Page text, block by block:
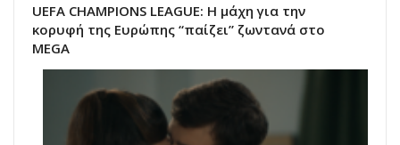
UEFA CHAMPIONS LEAGUE: Η μάχη για την
κορυφή της Ευρώπης “παίζει” ζωντανά στο
MEGA